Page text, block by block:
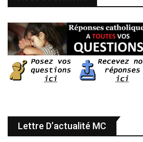
Lettre D’actualité MC